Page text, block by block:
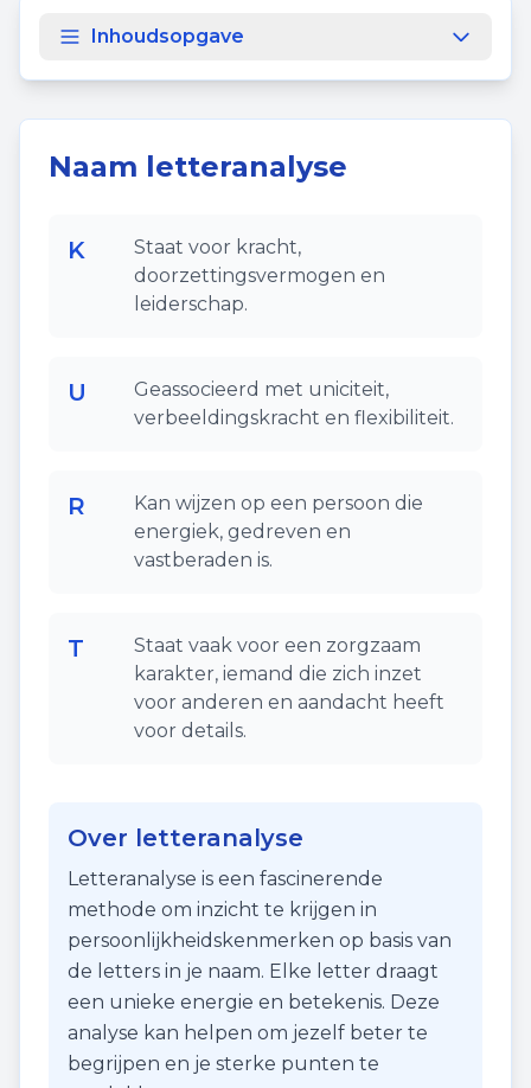
Inhoudsopgave
Naam letteranalyse
K
Staat voor kracht,
doorzettingsvermogen en
leiderschap.
U
Geassocieerd met uniciteit,
verbeeldingskracht en flexibiliteit.
R
Kan wijzen op een persoon die
energiek, gedreven en
vastberaden is.
T
Staat vaak voor een zorgzaam
karakter, iemand die zich inzet
voor anderen en aandacht heeft
voor details.
Over letteranalyse
Letteranalyse is een fascinerende
methode om inzicht te krijgen in
persoonlijkheidskenmerken op basis van
de letters in je naam. Elke letter draagt
een unieke energie en betekenis. Deze
analyse kan helpen om jezelf beter te
begrijpen en je sterke punten te